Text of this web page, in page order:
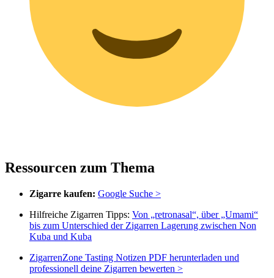
Ressourcen zum Thema
Zigarre kaufen: Google Suche >
Hilfreiche Zigarren Tipps: Von „retronasal“, über „Umami“
bis zum Unterschied der Zigarren Lagerung zwischen Non
Kuba und Kuba
ZigarrenZone Tasting Notizen PDF herunterladen und
professionell deine Zigarren bewerten >